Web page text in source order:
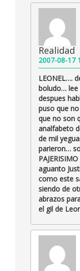
Realidad
2007-08-17
LEONEL….
boludo… lee
despues
puso que
que no son
analfabeto
de mil
parieron…
aguanto
como este
siendo de
abrazos
el gil de